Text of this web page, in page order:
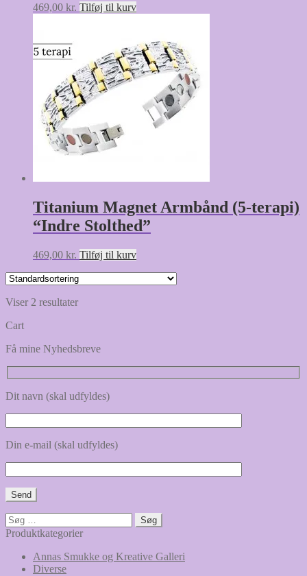
469,00 kr. Tilføj til kurv
Titanium Magnet Armbånd (5-terapi)
“Indre Stolthed”
469,00 kr. Tilføj til kurv
Viser 2 resultater
Cart
Få mine Nyhedsbreve
Dit navn (skal udfyldes)
Din e-mail (skal udfyldes)
Søg
efter:
Produktkategorier
Annas Smukke og Kreative Galleri
Diverse